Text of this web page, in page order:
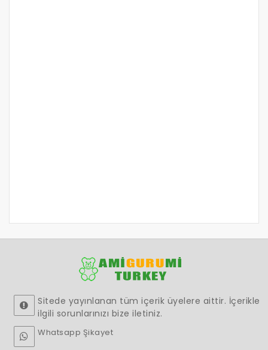
Sitede yayınlanan tüm içerik üyelere aittir. İçerikle
ilgili sorunlarınızı bize iletiniz.
Whatsapp Şikayet